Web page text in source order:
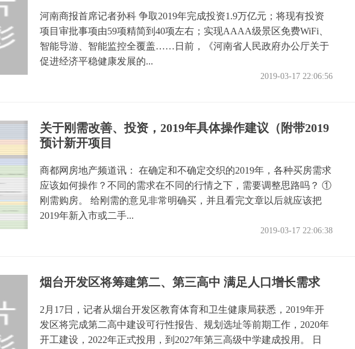
河南商报首席记者孙科 争取2019年完成投资1.9万亿元；将现有投资
项目审批事项由59项精简到40项左右；实现AAAA级景区免费WiFi、
智能导游、智能监控全覆盖……日前，《河南省人民政府办公厅关于
促进经济平稳健康发展的...
2019-03-17 22:06:56
关于刚需改善、投资，2019年具体操作建议（附带2019
预计新开项目
商都网房地产频道讯： 在确定和不确定交织的2019年，各种买房需求
应该如何操作？不同的需求在不同的行情之下，需要调整思路吗？ ①
刚需购房。 给刚需的意见非常明确买，并且看完文章以后就应该把
2019年新入市或二手...
2019-03-17 22:06:38
烟台开发区将筹建第二、第三高中 满足人口增长需求
2月17日，记者从烟台开发区教育体育和卫生健康局获悉，2019年开
发区将完成第二高中建设可行性报告、规划选址等前期工作，2020年
开工建设，2022年正式投用，到2027年第三高级中学建成投用。 日